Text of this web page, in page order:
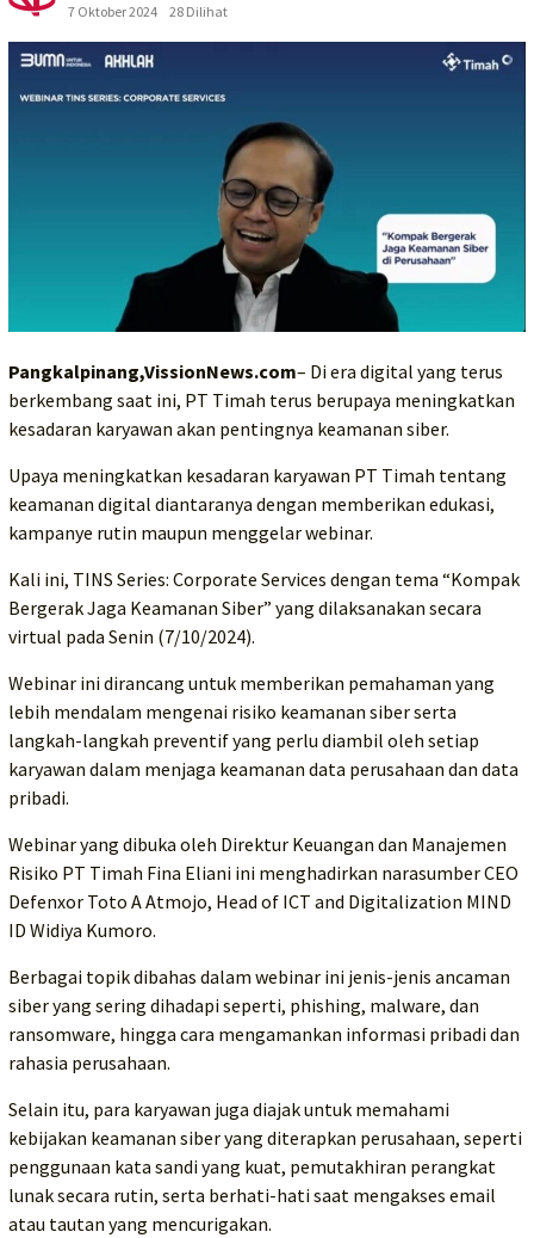
7 Oktober 2024
28 Dilihat
Pangkalpinang,VissionNews.com– Di era digital yang terus
berkembang saat ini, PT Timah terus berupaya meningkatkan
kesadaran karyawan akan pentingnya keamanan siber.
Upaya meningkatkan kesadaran karyawan PT Timah tentang
keamanan digital diantaranya dengan memberikan edukasi,
kampanye rutin maupun menggelar webinar.
Kali ini, TINS Series: Corporate Services dengan tema “Kompak
Bergerak Jaga Keamanan Siber” yang dilaksanakan secara
virtual pada Senin (7/10/2024).
Webinar ini dirancang untuk memberikan pemahaman yang
lebih mendalam mengenai risiko keamanan siber serta
langkah-langkah preventif yang perlu diambil oleh setiap
karyawan dalam menjaga keamanan data perusahaan dan data
pribadi.
Webinar yang dibuka oleh Direktur Keuangan dan Manajemen
Risiko PT Timah Fina Eliani ini menghadirkan narasumber CEO
Defenxor Toto A Atmojo, Head of ICT and Digitalization MIND
ID Widiya Kumoro.
Berbagai topik dibahas dalam webinar ini jenis-jenis ancaman
siber yang sering dihadapi seperti, phishing, malware, dan
ransomware, hingga cara mengamankan informasi pribadi dan
rahasia perusahaan.
Selain itu, para karyawan juga diajak untuk memahami
kebijakan keamanan siber yang diterapkan perusahaan, seperti
penggunaan kata sandi yang kuat, pemutakhiran perangkat
lunak secara rutin, serta berhati-hati saat mengakses email
atau tautan yang mencurigakan.